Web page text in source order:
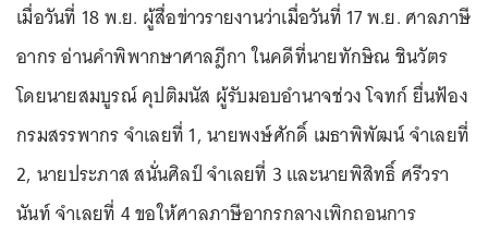
เมื่อวันที่ 18 พ.ย. ผู้สื่อข่าวรายงานว่าเมื่อวันที่ 17 พ.ย. ศาลภาษี
อากร อ่านคำพิพากษาศาลฎีกา ในคดีที่นายทักษิณ ชินวัตร
โดยนายสมบูรณ์ คุปติมนัส ผู้รับมอบอำนาจช่วง โจทก์ ยื่นฟ้อง
กรมสรรพากร จำเลยที่ 1, นายพงษ์ศักดิ์ เมธาพิพัฒน์ จำเลยที่
2, นายประภาส สนั่นศิลป์ จำเลยที่ 3 และนายพิสิทธิ์ ศรีวรา
นันท์ จำเลยที่ 4 ขอให้ศาลภาษีอากรกลางเพิกถอนการ